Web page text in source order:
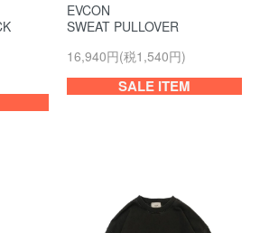
EVCON
SWEAT PULLOVER
16,940円(税1,540円)
SALE ITEM